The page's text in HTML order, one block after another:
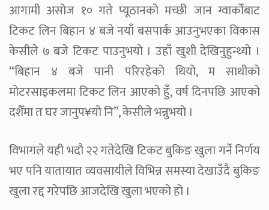
आगामी असोज १० गते प्यूठानको मच्छी जान ग्वार्कोबाट
टिकट लिन बिहान ४ बजे नयाँ बसपार्क आउनुभएका विकास
केसीले ७ बजे टिकट पाउनुभयो । उहाँ खुशी देखिनुहुन्थ्यो ।
“बिहान ४ बजे पानी परिरहेको थियो, म साथीको
मोटरसाइकलमा टिकट लिन आएको हुँ, वर्ष दिनपछि आएको
दशैँमा त घर जानुप¥यो नि”, केसीले भन्नुभयो ।
विभागले यही भदौ २२ गतेदेखि टिकट बुकिङ खुला गर्ने निर्णय
भए पनि यातायात व्यवसायीले विभिन्न समस्या देखाउँदै बुकिङ
खुला रद्द गरेपछि आजदेखि खुला भएको हो ।